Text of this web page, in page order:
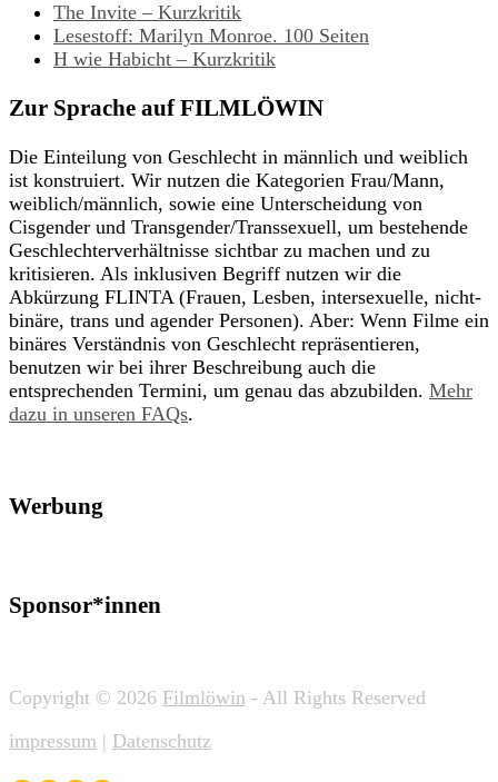
The Invite – Kurzkritik
Lesestoff: Marilyn Monroe. 100 Seiten
H wie Habicht – Kurzkritik
Zur Sprache auf FILMLÖWIN
Die Einteilung von Geschlecht in männlich und weiblich
ist konstruiert. Wir nutzen die Kategorien Frau/Mann,
weiblich/männlich, sowie eine Unterscheidung von
Cisgender und Transgender/Transsexuell, um bestehende
Geschlechterverhältnisse sichtbar zu machen und zu
kritisieren. Als inklusiven Begriff nutzen wir die
Abkürzung FLINTA (Frauen, Lesben, intersexuelle, nicht-
binäre, trans und agender Personen). Aber: Wenn Filme ein
binäres Verständnis von Geschlecht repräsentieren,
benutzen wir bei ihrer Beschreibung auch die
entsprechenden Termini, um genau das abzubilden. Mehr
dazu in unseren FAQs.
Werbung
Sponsor*innen
Copyright © 2026 Filmlöwin - All Rights Reserved
impressum | Datenschutz